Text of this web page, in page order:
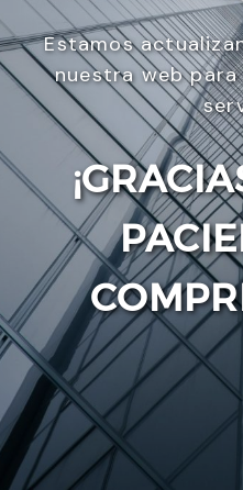
Estamos
nuestra web
Utilizamos cookies para
experiencia en nuestra
Puedes aprender más
o desactivarlas en los
Aceptar